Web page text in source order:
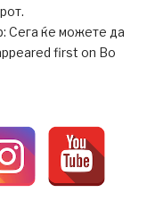
Сега ќе можете да
first on Во